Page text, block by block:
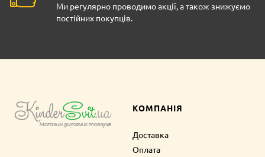
Ми регулярно проводимо акції, а також знижуємо
постійних покупців.
КОМПАНІЯ
Доставка
Оплата